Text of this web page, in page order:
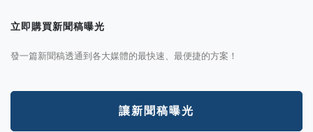
立即購買新聞稿曝光
發一篇新聞稿透通到各大媒體的最快速、最便捷的方案！
讓新聞稿曝光